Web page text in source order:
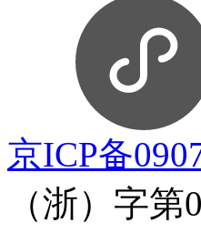
京ICP备
（浙）字第